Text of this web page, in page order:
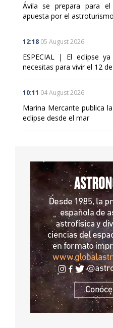
Ávila se prepara para
apuesta por el astroturismo
12:18 05 August 2026
ESPECIAL | El eclipse
necesitas para vivir el 12
10:11 04 August 2026
Marina Mercante publica
eclipse desde el mar